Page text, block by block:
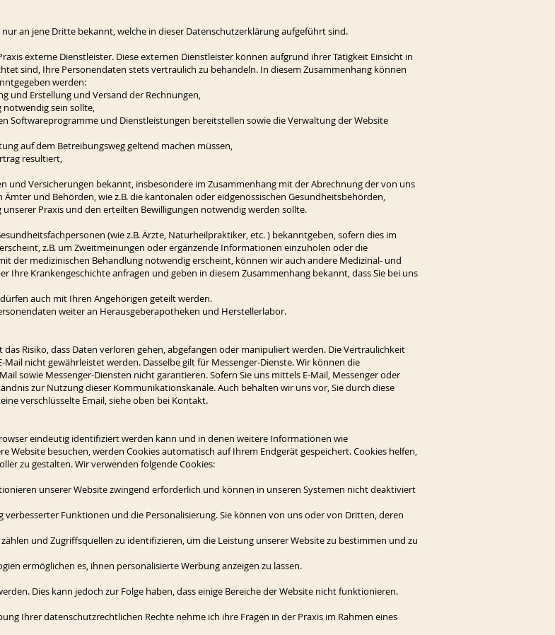
an jene Dritte bekannt, welche in dieser Datenschutzerklärung aufgeführt sind.
externe Dienstleister. Diese externen Dienstleister können aufgrund ihrer Tätigkeit Einsicht in
sind, Ihre Personendaten stets vertraulich zu behandeln. In diesem Zusammenhang können
werden:
und Erstellung und Versand der Rechnungen,
notwendig sein sollte,
Softwareprogramme und Dienstleistungen bereitstellen sowie die Verwaltung der Website
auf dem Betreibungsweg geltend machen müssen,
resultiert,
und Versicherungen bekannt, insbesondere im Zusammenhang mit der Abrechnung der von uns
und Behörden, wie z.B. die kantonalen oder eidgenössischen Gesundheitsbehörden,
Praxis und den erteilten Bewilligungen notwendig werden sollte.
(wie z.B. Ärzte, Naturheilpraktiker, etc. ) bekanntgeben, sofern dies im
z.B. um Zweitmeinungen oder ergänzende Informationen einzuholen oder die
der medizinischen Behandlung notwendig erscheint, können wir auch andere Medizinal- und
Ihre Krankengeschichte anfragen und geben in diesem Zusammenhang bekannt, dass Sie bei uns
auch mit Ihren Angehörigen geteilt werden.
weiter an Herausgeberapotheken und Herstellerlabor.
Risiko, dass Daten verloren gehen, abgefangen oder manipuliert werden. Die Vertraulichkeit
nicht gewährleistet werden. Dasselbe gilt für Messenger-Dienste. Wir können die
sowie Messenger-Diensten nicht garantieren. Sofern Sie uns mittels E-Mail, Messenger oder
zur Nutzung dieser Kommunikationskanäle. Auch behalten wir uns vor, Sie durch diese
verschlüsselte Email, siehe oben bei Kontakt.
eindeutig identifiziert werden kann und in denen weitere Informationen wie
Website besuchen, werden Cookies automatisch auf Ihrem Endgerät gespeichert. Cookies helfen,
zu gestalten. Wir verwenden folgende Cookies:
unserer Website zwingend erforderlich und können in unseren Systemen nicht deaktiviert
verbesserter Funktionen und die Personalisierung. Sie können von uns oder von Dritten, deren
und Zugriffsquellen zu identifizieren, um die Leistung unserer Website zu bestimmen und zu
ermöglichen es, ihnen personalisierte Werbung anzeigen zu lassen.
Dies kann jedoch zur Folge haben, dass einige Bereiche der Website nicht funktionieren.
Ihrer datenschutzrechtlichen Rechte nehme ich ihre Fragen in der Praxis im Rahmen eines